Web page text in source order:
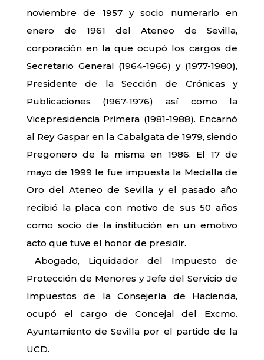
noviembre de 1957 y socio numerario en
enero de 1961 del Ateneo de Sevilla,
corporación en la que ocupó los cargos de
Secretario General (1964-1966) y (1977-1980),
Presidente de la Sección de Crónicas y
Publicaciones (1967-1976) así como la
Vicepresidencia Primera (1981-1988). Encarnó
al Rey Gaspar en la Cabalgata de 1979, siendo
Pregonero de la misma en 1986. El 17 de
mayo de 1999 le fue impuesta la Medalla de
Oro del Ateneo de Sevilla y el pasado año
recibió la placa con motivo de sus 50 años
como socio de la institución en un emotivo
acto que tuve el honor de presidir.
Abogado, Liquidador del Impuesto de
Protección de Menores y Jefe del Servicio de
Impuestos de la Consejería de Hacienda,
ocupó el cargo de Concejal del Excmo.
Ayuntamiento de Sevilla por el partido de la
UCD.